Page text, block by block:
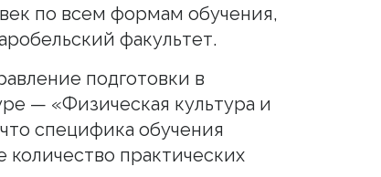
по всем формам обучения,
факультет.
подготовки в
— «Физическая культура и
специфика обучения
количество практических